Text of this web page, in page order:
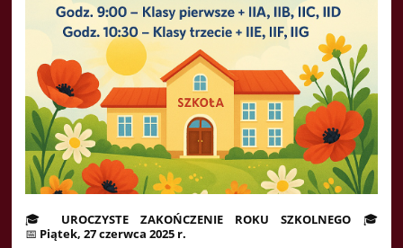
🎓 UROCZYSTE ZAKOŃCZENIE ROKU SZKOLNEGO
🎓
📅 Piątek, 27 czerwca 2025 r.